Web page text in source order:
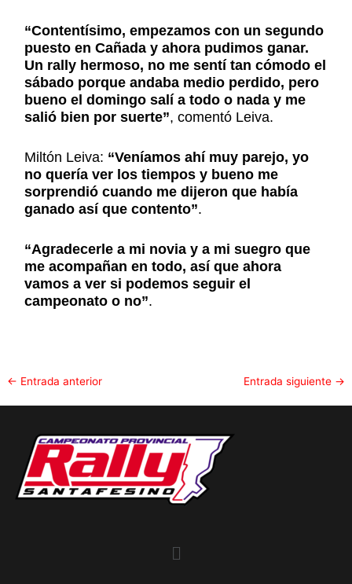
“Contentísimo, empezamos con un segundo
puesto en Cañada y ahora pudimos ganar.
Un rally hermoso, no me sentí tan cómodo el
sábado porque andaba medio perdido, pero
bueno el domingo salí a todo o nada y me
salió bien por suerte”, comentó Leiva.
Miltón Leiva: “Veníamos ahí muy parejo, yo
no quería ver los tiempos y bueno me
sorprendió cuando me dijeron que había
ganado así que contento”.
“Agradecerle a mi novia y a mi suegro que
me acompañan en todo, así que ahora
vamos a ver si podemos seguir el
campeonato o no”.
← Entrada anterior Entrada siguiente →
Menu